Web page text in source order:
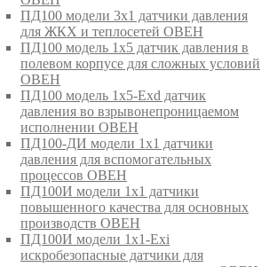
ПД100 модели 3х1 датчики давления
для ЖКХ и теплосетей ОВЕН
ПД100 модель 1х5 датчик давления в
полевом корпусе для сложных условий
ОВЕН
ПД100 модель 1х5-Exd датчик
давления во взрывонепроницаемом
исполнении ОВЕН
ПД100-ДИ модели 1х1 датчики
давления для вспомогательных
процессов ОВЕН
ПД100И модели 1х1 датчики
повышенного качества для основных
производств ОВЕН
ПД100И модели 1х1-Exi
искробезопасные датчики для